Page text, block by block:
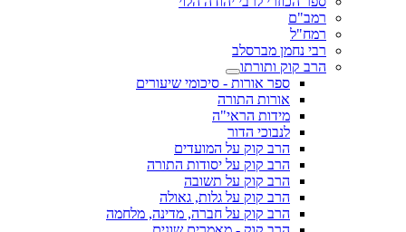
רמב"ם
רמח"ל
רבי נחמן מברסלב
הרב קוק ותורתו
ספר אורות - סיכומי שיעורים
אורות התורה
מידות הראי"ה
לנבוכי הדור
הרב קוק על המועדים
הרב קוק על יסודות התורה
הרב קוק על תשובה
הרב קוק על גלות, גאולה
הרב קוק על חברה, מדינה, מלחמה